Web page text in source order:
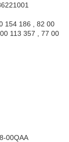
154 186 , 82 00
113 357 , 77 00
00QAA